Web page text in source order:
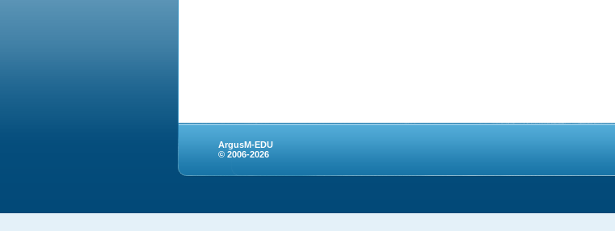
ArgusM-EDU
© 2006-2026